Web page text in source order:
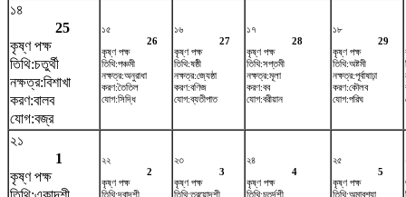
১৪
25
কৃষ্ণ পক্ষ
তিথি:চতুর্থী
নক্ষত্র:বিশাখা
করণ:বালব
যোগ:বজ্র
১৫
26
কৃষ্ণ পক্ষ
তিথি:পঞ্চমী
নক্ষত্র:অনুরাধা
করণ:তৈতিল
যোগ:সিদ্ধি
১৬
27
কৃষ্ণ পক্ষ
তিথি:ষষ্ঠী
নক্ষত্র:জ্যেষ্ঠা
করণ:বণিজ
যোগ:ব্যতীপাত
১৭
28
কৃষ্ণ পক্ষ
তিথি:সপ্তমী
নক্ষত্র:মূলা
করণ:বব
যোগ:বরীয়ান
১৮
29
কৃষ্ণ পক্ষ
তিথি:অষ্টমী
নক্ষত্র:পূর্বাষাঢ়া
করণ:কৌলব
যোগ:পরিঘ
২১
1
কৃষ্ণ পক্ষ
২২
2
কৃষ্ণ পক্ষ
তিথি:দ্বাদশী
২৩
3
কৃষ্ণ পক্ষ
তিথি:ত্রয়োদশী
২৪
4
কৃষ্ণ পক্ষ
তিথি:চতুর্দশী
২৫
5
কৃষ্ণ পক্ষ
তিথি:অমাবশ্যা